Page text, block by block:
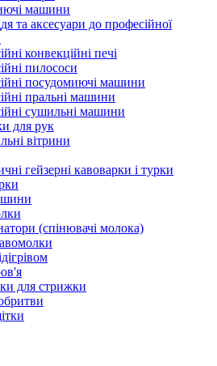
машини
та аксесуари до професійної
конвекційні печі
пилососи
посудомиючі машини
пральні машини
сушильні машини
для рук
вітрини
гейзерні кавоварки і турки
(спінювачі молока)
для стрижки